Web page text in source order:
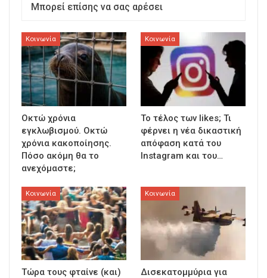
Μπορεί επίσης να σας αρέσει
Κοινωνία
Οκτώ χρόνια
εγκλωβισμού. Οκτώ
χρόνια κακοποίησης.
Πόσο ακόμη θα το
ανεχόμαστε;
Κοινωνία
To τέλος των likes; Τι
φέρνει η νέα δικαστική
απόφαση κατά του
Instagram και του…
Κοινωνία
Τώρα τους φταίνε (και)
Κοινωνία
Δισεκατομμύρια για